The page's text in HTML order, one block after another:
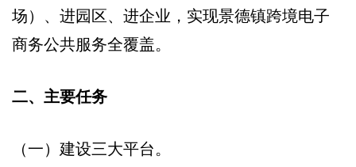
场）、进园区、进企业，实现景德镇跨境电子
商务公共服务全覆盖。
二、主要任务
（一）建设三大平台。